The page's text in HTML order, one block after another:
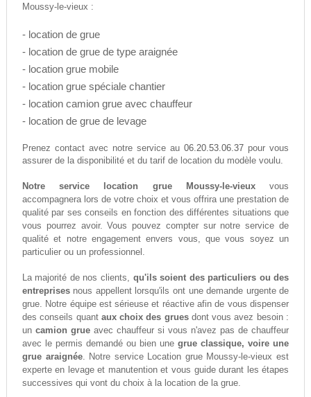
Moussy-le-vieux :
- location de grue
- location de grue de type araignée
- location grue mobile
- location grue spéciale chantier
- location camion grue avec chauffeur
- location de grue de levage
Prenez contact avec notre service au06.20.53.06.37 pour vous
assurer de la disponibilité et du tarif de location du modèle voulu.
Notre service location grue Moussy-le-vieuxvous
accompagnera lors de votre choix et vous offrira une prestation de
qualité par ses conseils en fonction des différentes situations que
vous pourrez avoir. Vous pouvez compter sur notre service de
qualité et notre engagement envers vous, que vous soyez un
particulier ou un professionnel.
La majorité de nos clients, qu'ils soient des particuliers ou des
entreprisesnous appellent lorsqu'ils ont une demande urgente de
grue. Notre équipe est sérieuse et réactive afin de vous dispenser
des conseils quant aux choix des gruesdont vous avez besoin :
un camion grueavec chauffeur si vous n'avez pas de chauffeur
avec le permis demandé ou bien unegrue classique, voire une
grue araignée. Notre service Location grue Moussy-le-vieux est
experte en levage et manutention et vous guide durant les étapes
successives qui vont du choix à la location de la grue.